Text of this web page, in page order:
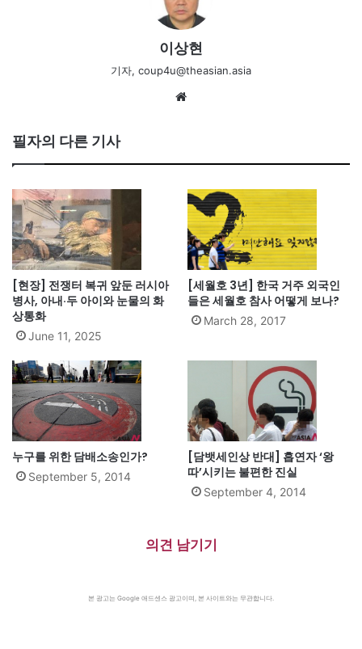
이상현
기자, coup4u@theasian.asia
필자의 다른 기사
[현장] 전쟁터 복귀 앞둔 러시아
병사, 아내·두 아이와 눈물의 화
상통화
June 11, 2025
[세월호 3년] 한국 거주 외국인
들은 세월호 참사 어떻게 보나?
March 28, 2017
누구를 위한 담배소송인가?
September 5, 2014
[담뱃세인상 반대] 흡연자 ‘왕
따’시키는 불편한 진실
September 4, 2014
의견 남기기
본 광고는 Google 애드센스 광고이며, 본 사이트와는 무관합니다.